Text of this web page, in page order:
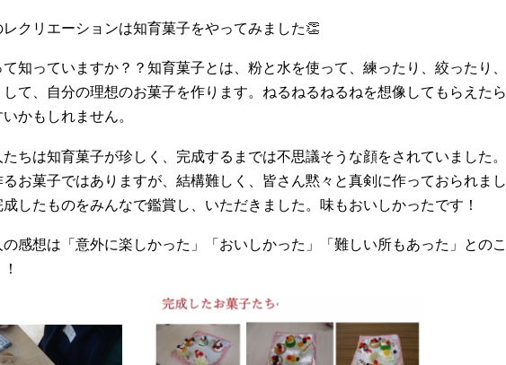
レクリエーションは知育菓子をやってみました👏
知っていますか？？知育菓子とは、粉と水を使って、練ったり、絞ったり、
て、自分の理想のお菓子を作ります。ねるねるねるねを想像してもらえたら
かもしれません。
ちは知育菓子が珍しく、完成するまでは不思議そうな顔をされていました。
お菓子ではありますが、結構難しく、皆さん黙々と真剣に作っておられまし
したものをみんなで鑑賞し、いただきました。味もおいしかったです！
感想は「意外に楽しかった」「おいしかった」「難しい所もあった」とのこ